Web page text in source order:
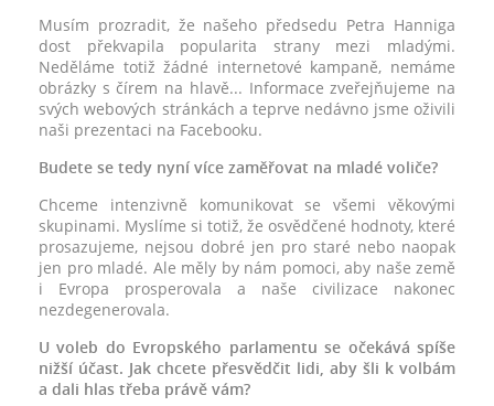
Musím prozradit, že našeho předsedu Petra Hanniga
dost překvapila popularita strany mezi mladými.
Neděláme totiž žádné internetové kampaně, nemáme
obrázky s čírem na hlavě... Informace zveřejňujeme na
svých webových stránkách a teprve nedávno jsme oživili
naši prezentaci na Facebooku.
Budete se tedy nyní více zaměřovat na mladé voliče?
Chceme intenzivně komunikovat se všemi věkovými
skupinami. Myslíme si totiž, že osvědčené hodnoty, které
prosazujeme, nejsou dobré jen pro staré nebo naopak
jen pro mladé. Ale měly by nám pomoci, aby naše země
i Evropa prosperovala a naše civilizace nakonec
nezdegenerovala.
U voleb do Evropského parlamentu se očekává spíše
nižší účast. Jak chcete přesvědčit lidi, aby šli k volbám
a dali hlas třeba právě vám?